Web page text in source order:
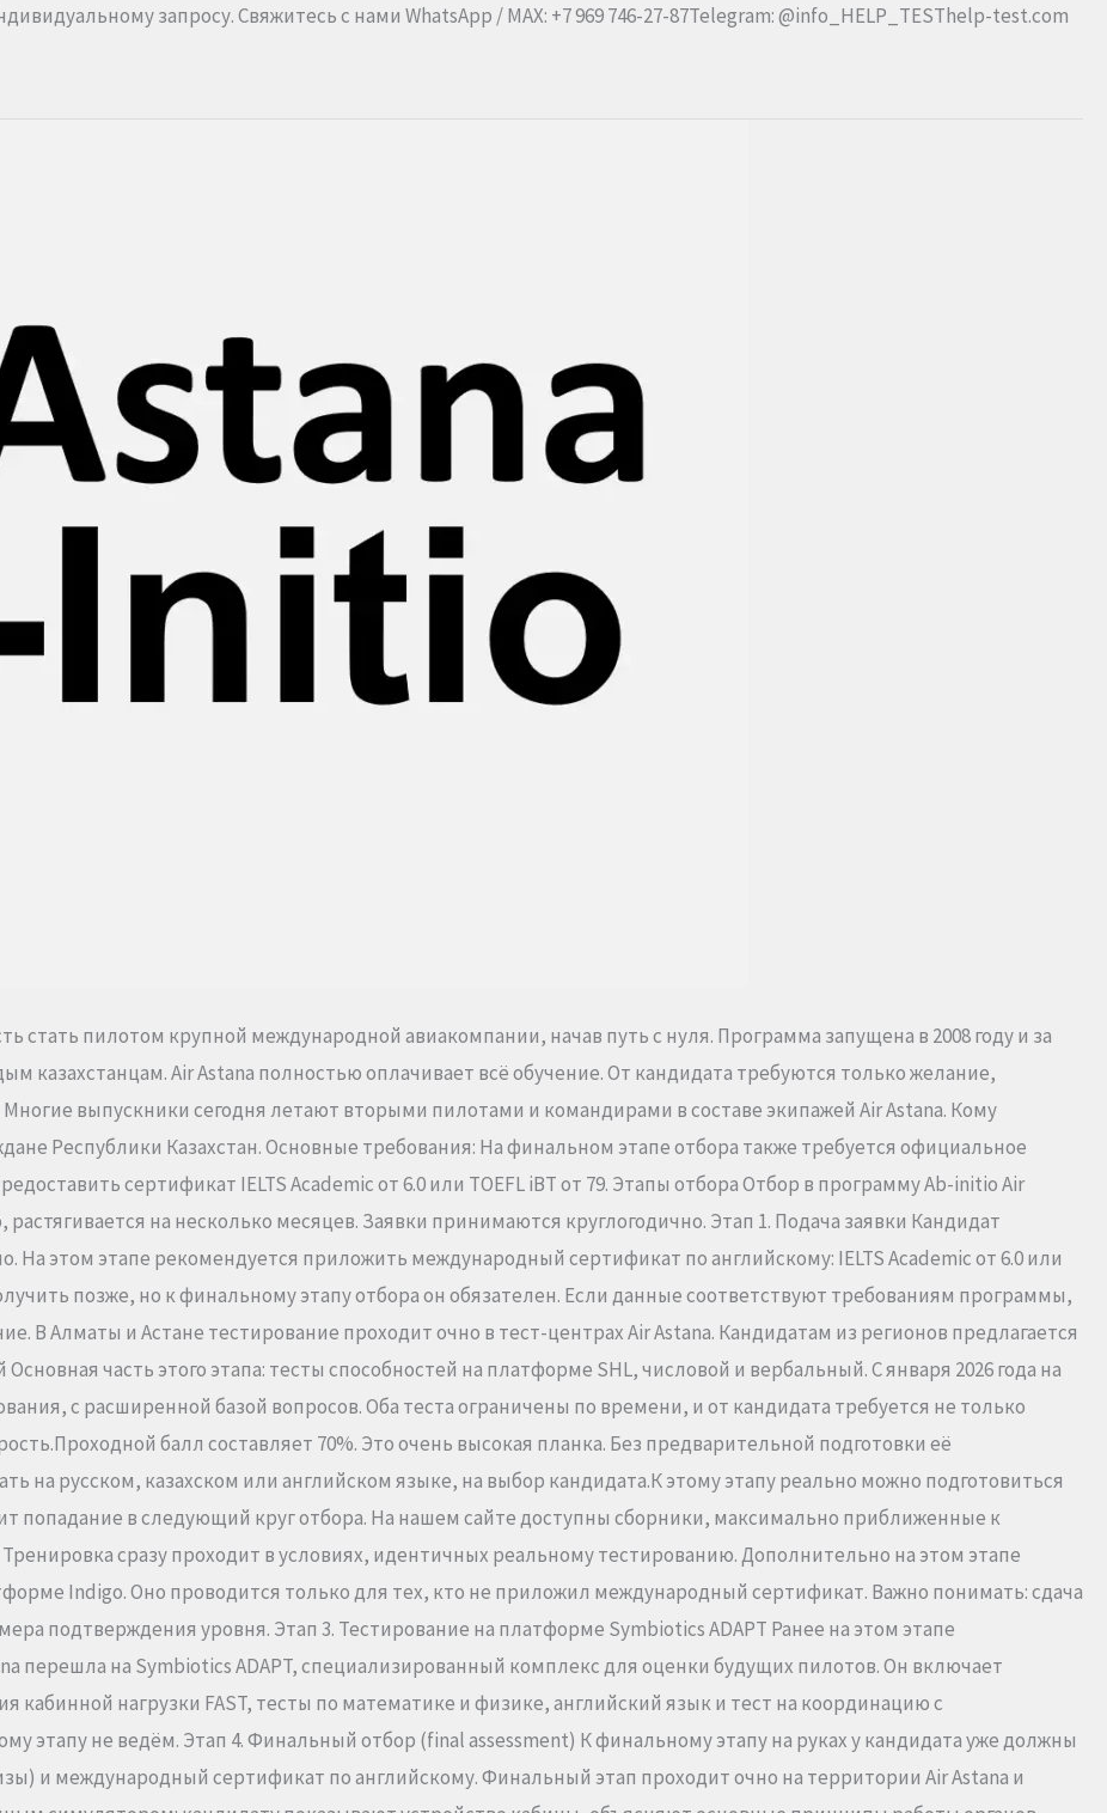
запросу. Свяжитесь с нами WhatsApp / MAX: +7 969 746-27-87Telegram: @info_HELP_TESThelp-test.com
стать пилотом крупной международной авиакомпании, начав путь с нуля. Программа запущена в 2008 году и за
казахстанцам. Air Astana полностью оплачивает всё обучение. От кандидата требуются только желание,
выпускники сегодня летают вторыми пилотами и командирами в составе экипажей Air Astana. Кому
Республики Казахстан. Основные требования: На финальном этапе отбора также требуется официальное
сертификат IELTS Academic от 6.0 или TOEFL iBT от 79. Этапы отбора Отбор в программу Ab-initio Air
растягивается на несколько месяцев. Заявки принимаются круглогодично. Этап 1. Подача заявки Кандидат
На этом этапе рекомендуется приложить международный сертификат по английскому: IELTS Academic от 6.0 или
позже, но к финальному этапу отбора он обязателен. Если данные соответствуют требованиям программы,
В Алматы и Астане тестирование проходит очно в тест-центрах Air Astana. Кандидатам из регионов предлагается
часть этого этапа: тесты способностей на платформе SHL, числовой и вербальный. С января 2026 года на
с расширенной базой вопросов. Оба теста ограничены по времени, и от кандидата требуется не только
балл составляет 70%. Это очень высокая планка. Без предварительной подготовки её
на русском, казахском или английском языке, на выбор кандидата.К этому этапу реально можно подготовиться
попадание в следующий круг отбора. На нашем сайте доступны сборники, максимально приближенные к
сразу проходит в условиях, идентичных реальному тестированию. Дополнительно на этом этапе
Indigo. Оно проводится только для тех, кто не приложил международный сертификат. Важно понимать: сдача
подтверждения уровня. Этап 3. Тестирование на платформе Symbiotics ADAPT Ранее на этом этапе
перешла на Symbiotics ADAPT, специализированный комплекс для оценки будущих пилотов. Он включает
кабинной нагрузки FAST, тесты по математике и физике, английский язык и тест на координацию с
этапу не ведём. Этап 4. Финальный отбор (final assessment) К финальному этапу на руках у кандидата уже должны
и международный сертификат по английскому. Финальный этап проходит очно на территории Air Astana и